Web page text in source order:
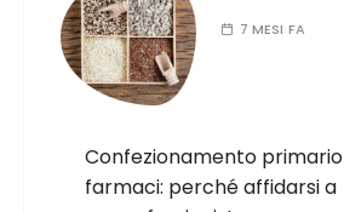
7 MESI FA
Confezionamento primario
farmaci: perché affidarsi a